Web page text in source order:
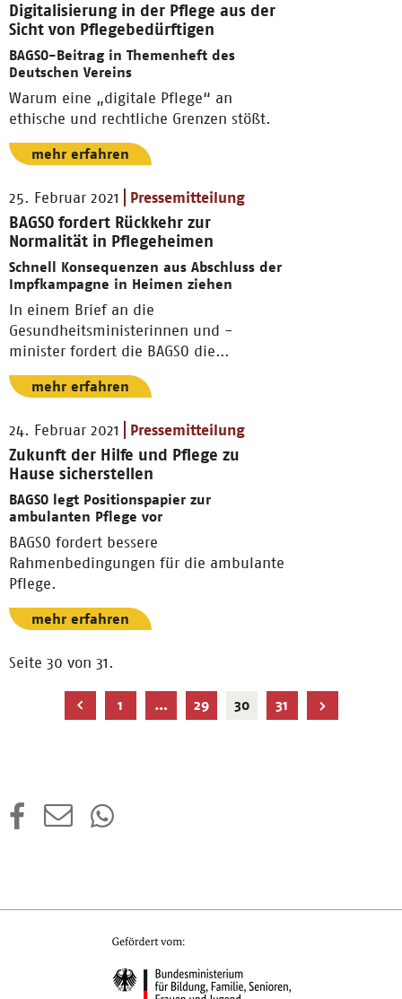
Digitalisierung in der Pflege aus der
Sicht von Pflegebedürftigen
BAGSO-Beitrag in Themenheft des
Deutschen Vereins
Warum eine „digitale Pflege“ an
ethische und rechtliche Grenzen stößt.
mehr erfahren
25. Februar 2021 Pressemitteilung
BAGSO fordert Rückkehr zur
Normalität in Pflegeheimen
Schnell Konsequenzen aus Abschluss der
Impfkampagne in Heimen ziehen
In einem Brief an die
Gesundheitsministerinnen und -
minister fordert die BAGSO die
Aufhebung der
Freiheitsbeschränkungen.
mehr erfahren
24. Februar 2021 Pressemitteilung
Zukunft der Hilfe und Pflege zu
Hause sicherstellen
BAGSO legt Positionspapier zur
ambulanten Pflege vor
BAGSO fordert bessere
Rahmenbedingungen für die ambulante
Pflege.
mehr erfahren
Seite 30 von 31.
1 … 29 30Aktuelle
Seite
31